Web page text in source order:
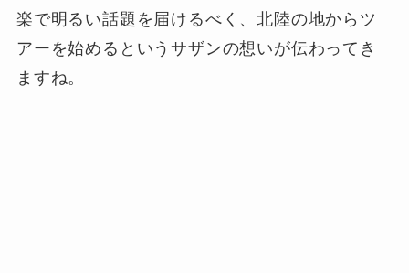
楽で明るい話題を届けるべく、北陸の地からツ
アーを始めるというサザンの想いが伝わってき
ますね。